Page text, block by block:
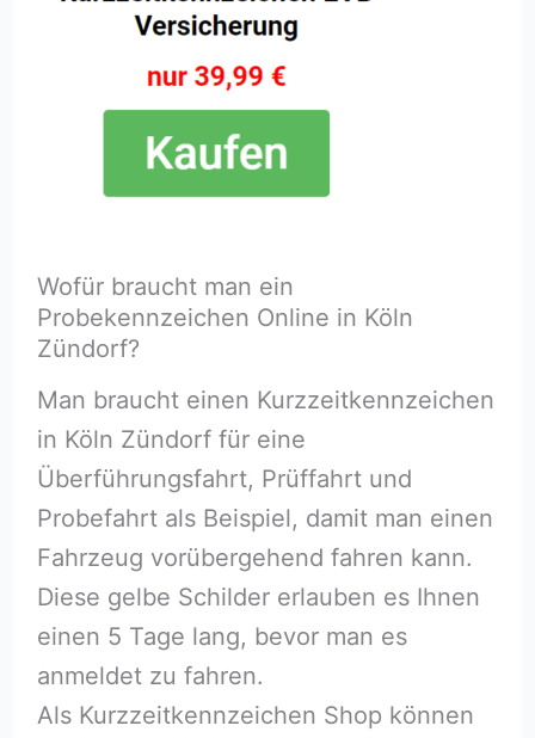
Wofür braucht man ein
Probekennzeichen Online in Köln
Zündorf?
Man braucht einen Kurzzeitkennzeichen
in Köln Zündorf für eine
Überführungsfahrt, Prüffahrt und
Probefahrt als Beispiel, damit man einen
Fahrzeug vorübergehend fahren kann.
Diese gelbe Schilder erlauben es Ihnen
einen 5 Tage lang, bevor man es
anmeldet zu fahren.
Als Kurzzeitkennzeichen Shop können